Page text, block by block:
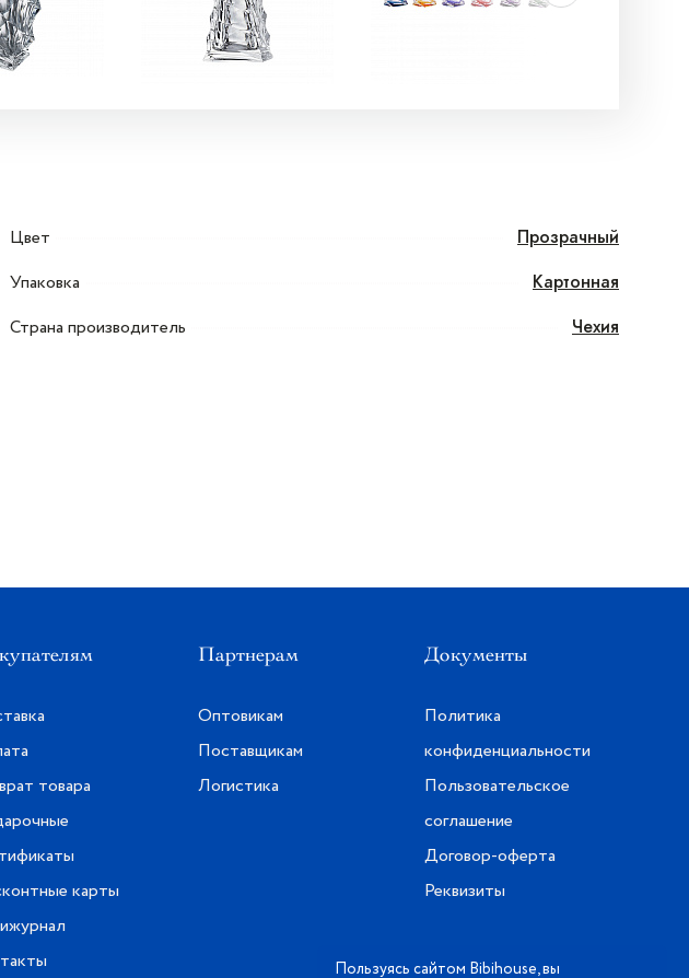
Цвет
Прозрачный
Упаковка
Картонная
Страна производитель
Чехия
товара
карты
Партнерам
Оптовикам
Поставщикам
Логистика
Документы
Политика
конфиденциальности
Пользовательское
соглашение
Договор-оферта
Реквизиты
Пользуясь сайтом Bibihouse, вы